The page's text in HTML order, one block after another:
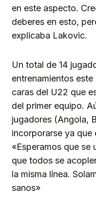
en este aspecto.
deberes en esto,
explicaba Lakovic.
Un total de 14
entrenamientos
caras del U22 que
del primer equipo.
jugadores (Angola,
incorporarse ya que
«Esperamos que se
que todos se
la misma línea.
sanos»